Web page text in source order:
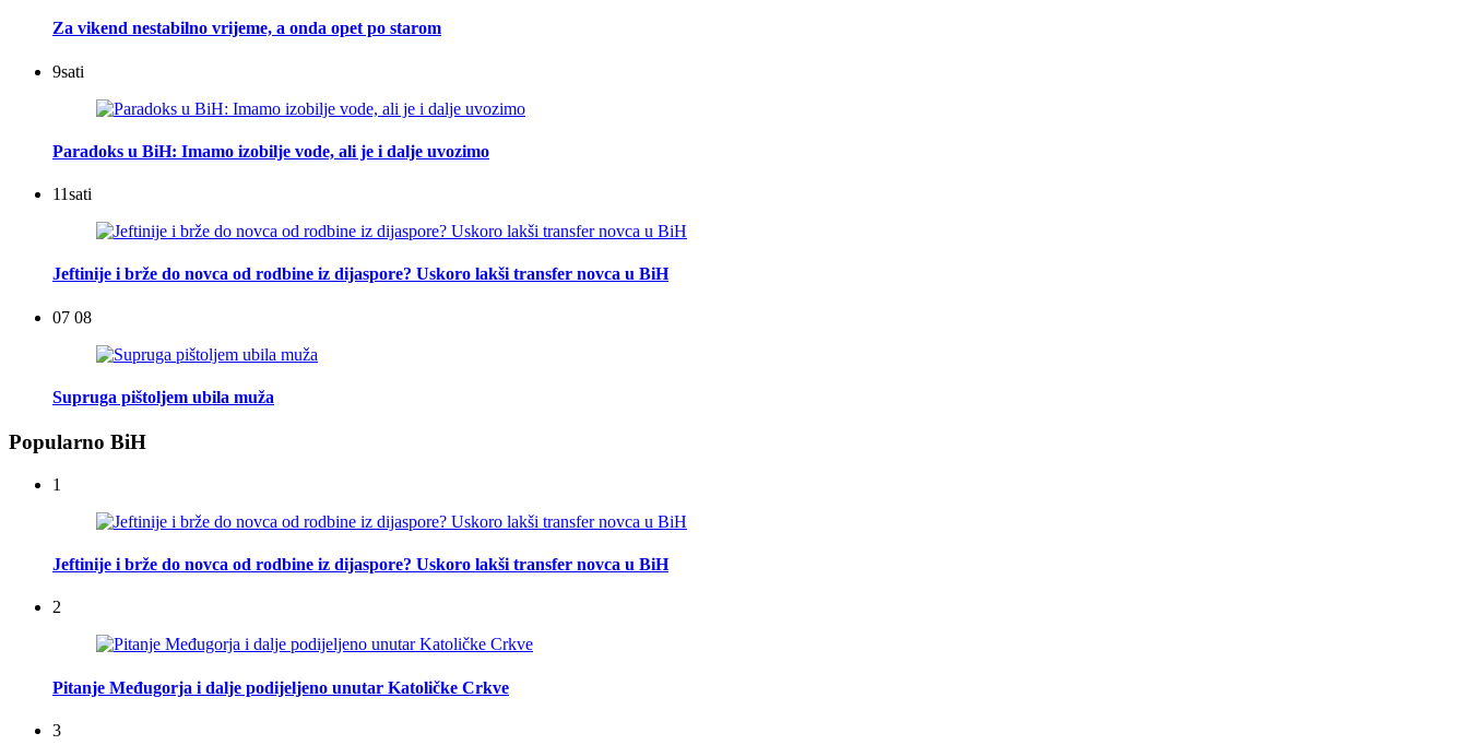
Za vikend nestabilno vrijeme, a onda opet po starom
9sati
Paradoks u BiH: Imamo izobilje vode, ali je i dalje uvozimo
11sati
Jeftinije i brže do novca od rodbine iz dijaspore? Uskoro lakši transfer novca u BiH
07 08
Supruga pištoljem ubila muža
Popularno BiH
1
Jeftinije i brže do novca od rodbine iz dijaspore? Uskoro lakši transfer novca u BiH
2
Pitanje Međugorja i dalje podijeljeno unutar Katoličke Crkve
3